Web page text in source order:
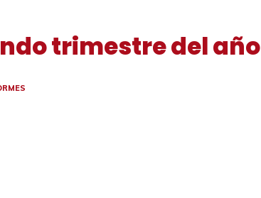
trimestre del año